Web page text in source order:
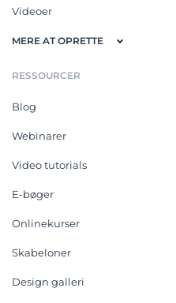
Videoer
MERE AT OPRETTE
RESSOURCER
Blog
Webinarer
Video tutorials
E-bøger
Onlinekurser
Skabeloner
Design galleri